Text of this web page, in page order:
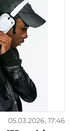
05.03.2026, 17:46